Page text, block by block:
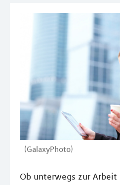
(GalaxyPhoto)
Ob unterwegs zur